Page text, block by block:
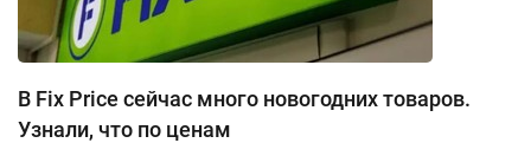
В Fix Price сейчас много новогодних товаров.
Узнали, что по ценам